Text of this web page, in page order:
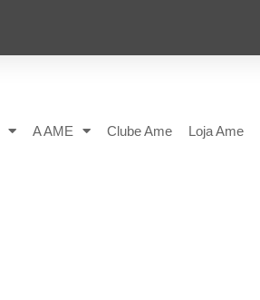
A AME Clube Ame Loja Ame